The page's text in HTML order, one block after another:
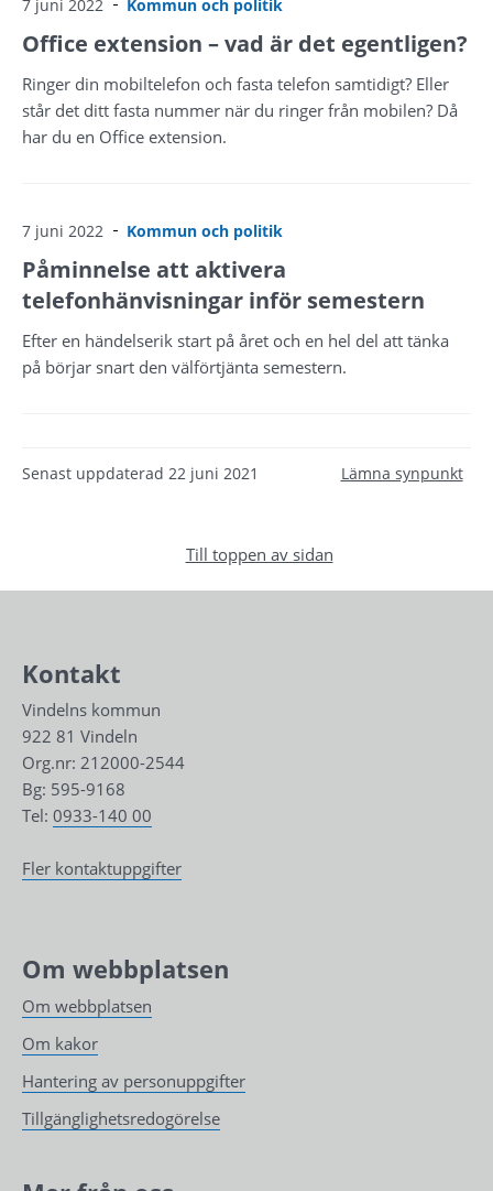
7 juni 2022 Kommun och politik
Office extension – vad är det egentligen?
Ringer din mobiltelefon och fasta telefon samtidigt? Eller
står det ditt fasta nummer när du ringer från mobilen? Då
har du en Office extension.
7 juni 2022 Kommun och politik
Påminnelse att aktivera
telefonhänvisningar inför semestern
Efter en händelserik start på året och en hel del att tänka
på börjar snart den välförtjänta semestern.
Senast uppdaterad 22 juni 2021 Lämna synpunkt
Till toppen av sidan
Kontakt
Vindelns kommun
922 81 Vindeln
Org.nr: 212000-2544
Bg: 595-9168
Tel: 0933-140 00
Fler kontaktuppgifter
Om webbplatsen
Om webbplatsen
Om kakor
Hantering av personuppgifter
Tillgänglighetsredogörelse